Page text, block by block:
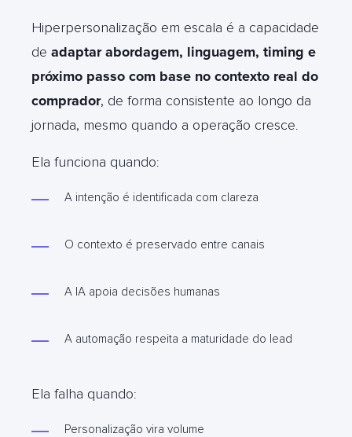
Hiperpersonalização em escala é a capacidade
de adaptar abordagem, linguagem, timing e
próximo passo com base no contexto real do
comprador, de forma consistente ao longo da
jornada, mesmo quando a operação cresce.
Ela funciona quando:
A intenção é identificada com clareza
O contexto é preservado entre canais
A IA apoia decisões humanas
A automação respeita a maturidade do lead
Ela falha quando:
Personalização vira volume